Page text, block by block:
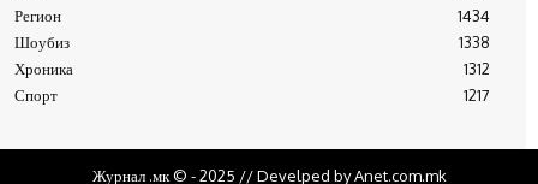
Регион
1434
Шоубиз
1338
Хроника
1312
Спорт
1217
Журнал .мк © - 2025 // Develped by Anet.com.mk